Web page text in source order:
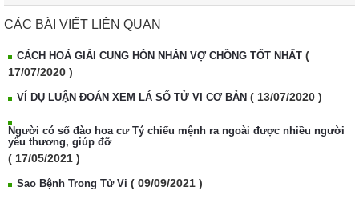
CÁC BÀI VIẾT LIÊN QUAN
CÁCH HOÁ GIẢI CUNG HÔN NHÂN VỢ CHỒNG TỐT NHẤT (
17/07/2020 )
VÍ DỤ LUẬN ĐOÁN XEM LÁ SỐ TỬ VI CƠ BẢN ( 13/07/2020 )
Người có số đào hoa cư Tý chiếu mệnh ra ngoài được nhiều người
yêu thương, giúp đỡ
( 17/05/2021 )
Sao Bệnh Trong Tử Vi ( 09/09/2021 )